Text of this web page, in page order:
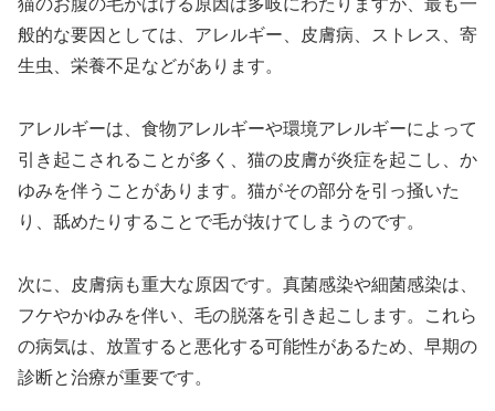
猫のお腹の毛がはげる原因は多岐にわたりますが、最も一
般的な要因としては、アレルギー、皮膚病、ストレス、寄
生虫、栄養不足などがあります。
アレルギーは、食物アレルギーや環境アレルギーによって
引き起こされることが多く、猫の皮膚が炎症を起こし、か
ゆみを伴うことがあります。猫がその部分を引っ掻いた
り、舐めたりすることで毛が抜けてしまうのです。
次に、皮膚病も重大な原因です。真菌感染や細菌感染は、
フケやかゆみを伴い、毛の脱落を引き起こします。これら
の病気は、放置すると悪化する可能性があるため、早期の
診断と治療が重要です。